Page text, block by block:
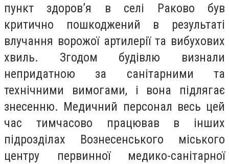
пункт здоров’я в селі Раково був
критично пошкоджений в результаті
влучання ворожої артилерії та вибухових
хвиль. Згодом будівлю визнали
непридатною за санітарними та
технічними вимогами, і вона підлягає
знесенню. Медичний персонал весь цей
час тимчасово працював в інших
підрозділах Вознесенського міського
центру первинної медико-санітарної